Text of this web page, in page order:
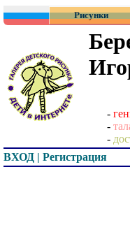
Рисунки
-
-
-
ВХОД | Регистрация